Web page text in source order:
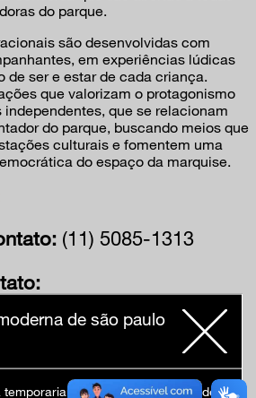
do parque.
são desenvolvidas com
em experiências lúdicas
de ser e estar de cada criança.
que valorizam o protagonismo
que se relacionam
do parque, buscando meios que
culturais e fomentem uma
do espaço da marquise.
(11) 5085-1313
de são paulo
fechada em virtude